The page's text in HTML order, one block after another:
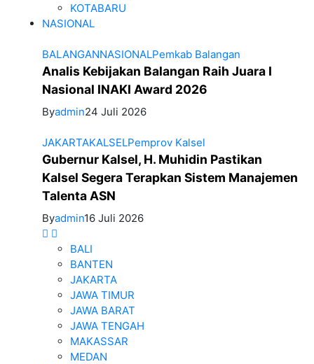
KOTABARU
NASIONAL
BALANGANNASIONALPemkab Balangan
Analis Kebijakan Balangan Raih Juara I
Nasional INAKI Award 2026
Byadmin24 Juli 2026
JAKARTAKALSELPemprov Kalsel
Gubernur Kalsel, H. Muhidin Pastikan
Kalsel Segera Terapkan Sistem Manajemen
Talenta ASN
Byadmin16 Juli 2026
BALI
BANTEN
JAKARTA
JAWA TIMUR
JAWA BARAT
JAWA TENGAH
MAKASSAR
MEDAN